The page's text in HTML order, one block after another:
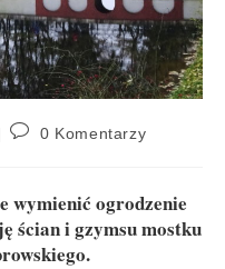
0 Komentarzy
wymienić ogrodzenie
ścian i gzymsu mostku